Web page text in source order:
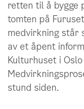
retten til å bygge
tomten på
medvirkning står
av et åpent
Kulturhuset i
stund siden.